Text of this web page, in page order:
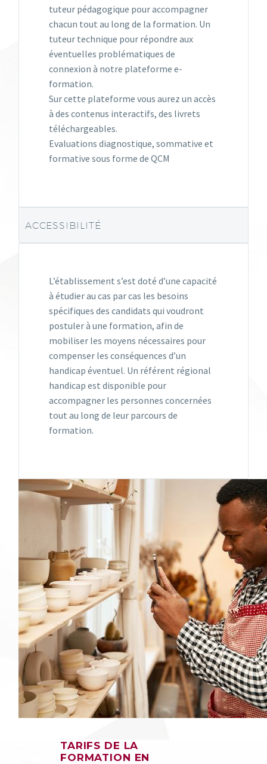
tuteur pédagogique pour accompagner
chacun tout au long de la formation. Un
tuteur technique pour répondre aux
éventuelles problématiques de
connexion à notre plateforme e-
formation.
Sur cette plateforme vous aurez un accès
à des contenus interactifs, des livrets
téléchargeables.
Evaluations diagnostique, sommative et
formative sous forme de QCM
ACCESSIBILITÉ
L’établissement s’est doté d’une capacité
à étudier au cas par cas les besoins
spécifiques des candidats qui voudront
postuler à une formation, afin de
mobiliser les moyens nécessaires pour
compenser les conséquences d’un
handicap éventuel. Un référent régional
handicap est disponible pour
accompagner les personnes concernées
tout au long de leur parcours de
formation.
TARIFS DE LA
FORMATION EN